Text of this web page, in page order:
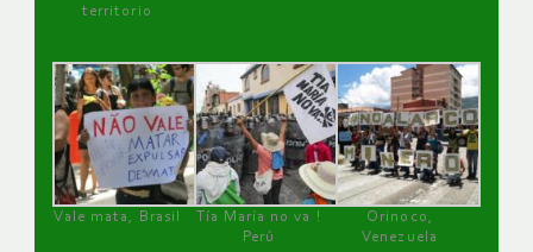
territorio
Vale mata, Brasil
Tía María no va !
Perú
Orinoco,
Venezuela